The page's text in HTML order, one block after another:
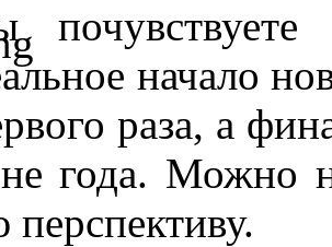
начало
раза, а
года. Можно